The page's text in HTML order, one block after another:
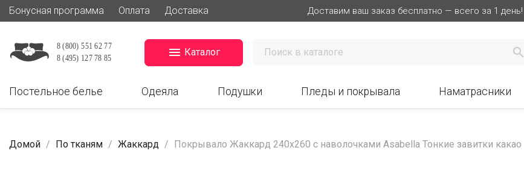
Бонусная программа Оплата Доставка Доставим ваш заказ бесплатно — всего за 1 день!
 Каталог 
Постельное белье Одеяла Подушки Пледы и покрывала Наматрасники
Домой По тканям Жаккард Покрывало Жаккард 240х260 с наволочками Asabella Тонкие завитки какао